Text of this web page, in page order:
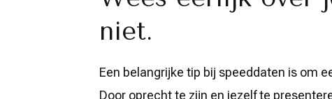
niet.
Een belangrijke tip bij speeddaten is om
Door oprecht te zijn en jezelf te